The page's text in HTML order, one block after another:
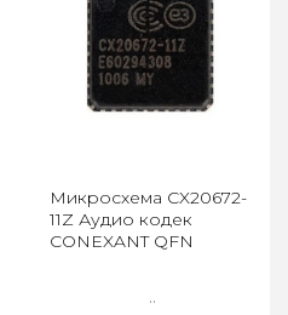
Микросхема CX20672-
11Z Аудио кодек
CONEXANT QFN
..